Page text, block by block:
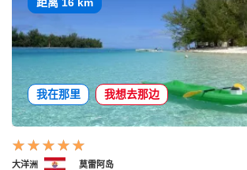
距离 16 km
我在那里 我想去那边
大洋洲 莫雷阿岛